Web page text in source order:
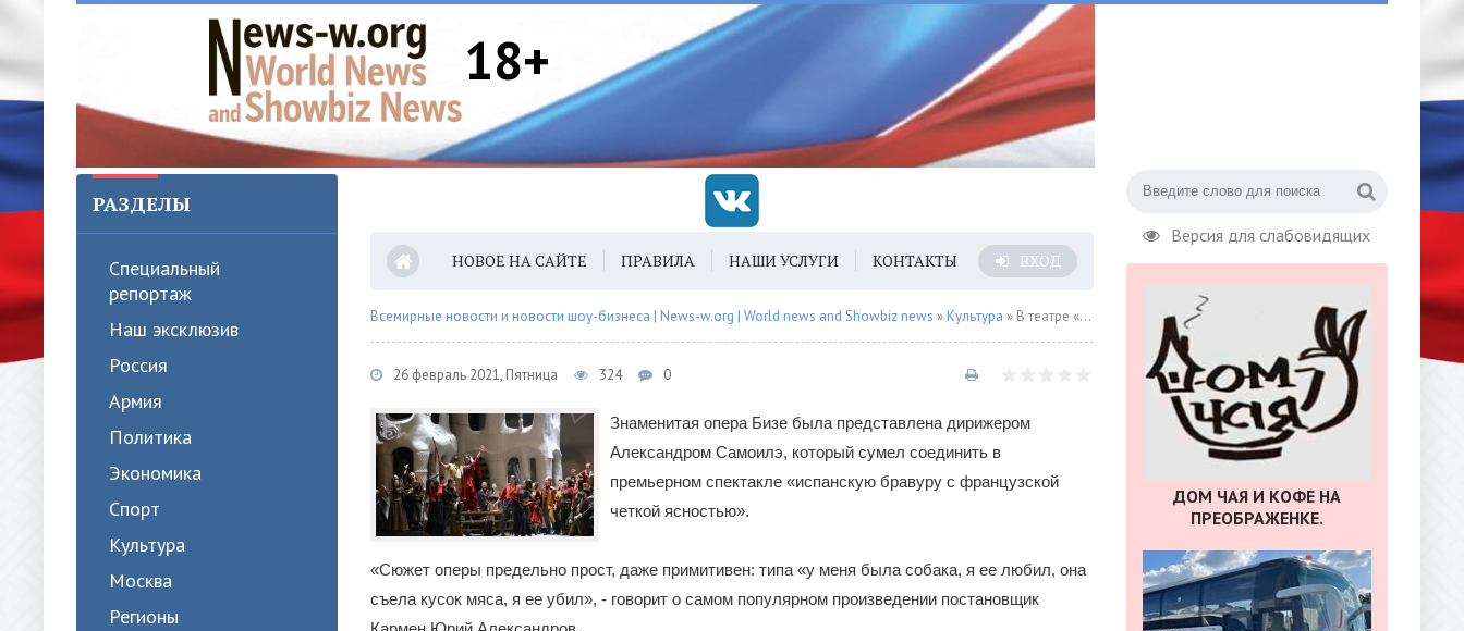
18+
Версия для слабовидящих
РАЗДЕЛЫ
Специальный
репортаж
Наш эксклюзив
Россия
Армия
Политика
Экономика
Спорт
Культура
Москва
Регионы
НОВОЕ НА САЙТЕ ПРАВИЛА НАШИ УСЛУГИ КОНТАКТЫ ВХОД
Всемирные новости и новости шоу-бизнеса | News-w.org | World news and Showbiz news » Культура » В театре «Новая опера» показали премьеру «Кармен»
26 февраль 2021, Пятница 324 0
Знаменитая опера Бизе была представлена дирижером
Александром Самоилэ, который сумел соединить в
премьерном спектакле «испанскую бравуру с французской
четкой ясностью».
«Сюжет оперы предельно прост, даже примитивен: типа «у меня была собака, я ее любил, она
съела кусок мяса, я ее убил», - говорит о самом популярном произведении постановщик
ДОМ ЧАЯ И КОФЕ НА
ПРЕОБРАЖЕНКЕ.